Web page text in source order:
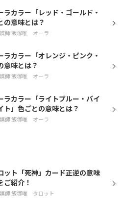
ラカラー「レッド・ゴールド・
の意味とは？
師 飯塚唯 オーラ
ラカラー「オレンジ・ピンク・
意味とは？
師 飯塚唯 オーラ
ラカラー「ライトブルー・バイ
ト」色ごとの意味とは？
師 飯塚唯 オーラ
ット「死神」カード正逆の意味
ご紹介！
師 飯塚唯 タロット